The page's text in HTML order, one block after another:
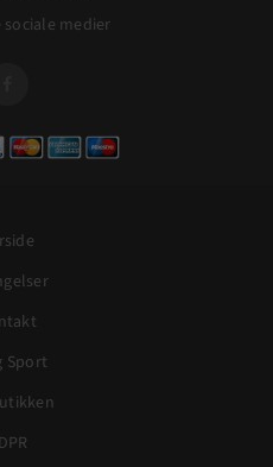
sociale medier
Sport